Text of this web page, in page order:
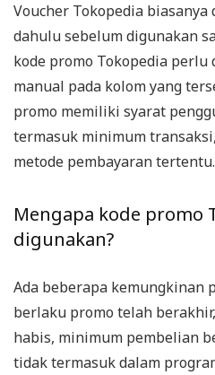
Voucher Tokopedia
dahulu sebelum digunakan
kode promo Tokopedia perlu
manual pada kolom yang
promo memiliki syarat
termasuk minimum
metode pembayaran tertentu.
Mengapa kode promo
digunakan?
Ada beberapa kemungkinan
berlaku promo telah
habis, minimum pembelian
tidak termasuk dalam